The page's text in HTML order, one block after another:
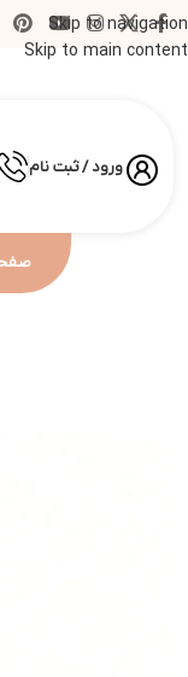
Skip to navigation
Skip to main content
ورود / ثبت نام